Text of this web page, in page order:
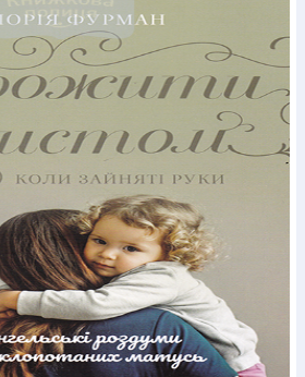
Юдаїзм
кульковіВідеоГалантерея
Брелоки Сумки Біжутерія
щотижневики
Вироби з дерева
Вироби з срібла
Картини
вироби МагнітиМеталеві
Настільні ігриПакети
Пластмасові виробиХустки
ігриРепринти Свічки
Чохли на БибліїГоловні убори
товариКомп`ютерні ігри
ГодинникиПазли
дзвоніть за номером:+38